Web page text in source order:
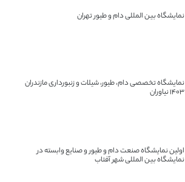
نمایشگاه بین المللی دام و طیور تهران
نمایشگاه تخصصی دام، طیور، شیلات و زنبورداری مازندران
1403 نیاوران
اولین نمایشگاه صنعت دام و طیور و صنایع وابسته در
نمایشگاه بین المللی شهر آفتاب